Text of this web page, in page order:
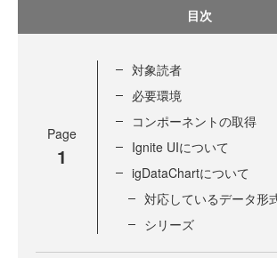
目次
Page
1
対象読者
必要環境
コンポーネントの取得
Ignite UIについて
igDataChartについて
対応しているデータ形
シリーズ